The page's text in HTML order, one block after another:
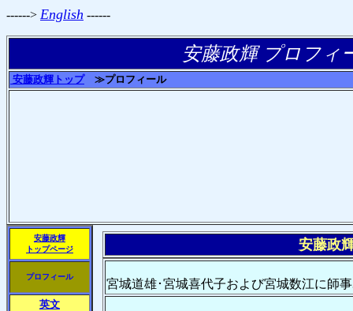
------> English ------
安藤政輝 プロフィ
安藤政輝トップ≫プロフィール
安藤政輝 安藤政
宮城道雄･宮城喜代子および宮城数江に師
トップページ
プロフィール
英文